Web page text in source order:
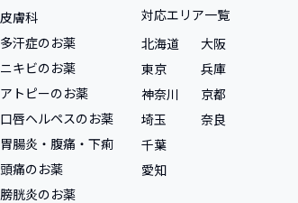
皮膚科
多汗症のお薬
ニキビのお薬
アトピーのお薬
口唇ヘルペスのお薬
胃腸炎・腹痛・下痢
頭痛のお薬
膀胱炎のお薬
対応エリア一覧
北海道
東京
神奈川
埼玉
千葉
愛知
大阪
兵庫
京都
奈良